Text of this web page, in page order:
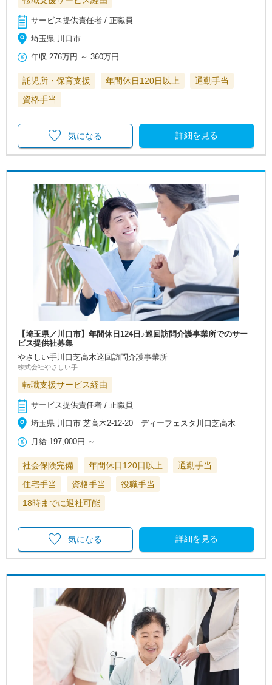
サービス提供責任者 / 正職員
埼玉県 川口市
年収 276万円 ～360万円
託児所・保育支援 年間休日120日以上
通勤手当
資格手当
詳細を見る
気になる
【埼玉県／川口市】年間休日124日♪巡回訪問介護事業所でのサー
ビス提供社募集
やさしい手川口芝高木巡回訪問介護事業所
株式会社やさしい手
転職支援サービス経由
サービス提供責任者 / 正職員
埼玉県 川口市 芝高木2-12-20 ディーフェスタ川口芝高木
月給 197,000円 ～
社会保険完備 年間休日120日以上
通勤手当
住宅手当
資格手当
役職手当
18時までに退社可能
詳細を見る
気になる